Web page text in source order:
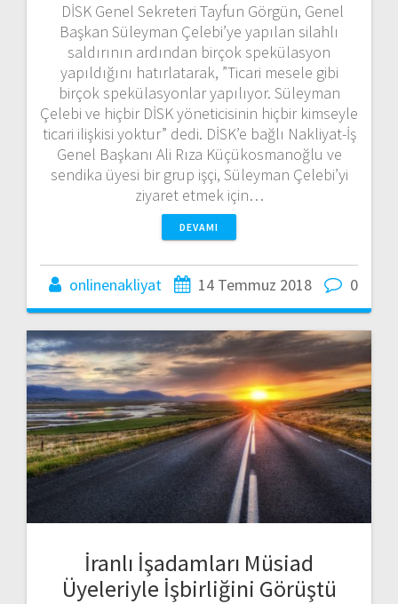
DİSK Genel Sekreteri Tayfun Görgün, Genel
Başkan Süleyman Çelebi’ye yapılan silahlı
saldırının ardından birçok spekülasyon
yapıldığını hatırlatarak, ”Ticari mesele gibi
birçok spekülasyonlar yapılıyor. Süleyman
Çelebi ve hiçbir DİSK yöneticisinin hiçbir kimseyle
ticari ilişkisi yoktur” dedi. DİSK’e bağlı Nakliyat-İş
Genel Başkanı Ali Rıza Küçükosmanoğlu ve
sendika üyesi bir grup işçi, Süleyman Çelebi’yi
ziyaret etmek için…
DEVAMI
onlinenakliyat 14 Temmuz 2018 0
İranlı İşadamları Müsiad
Üyeleriyle İşbirliğini Görüştü